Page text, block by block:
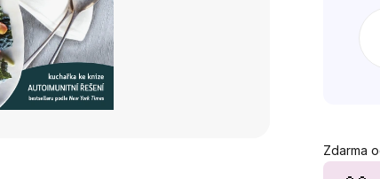
Zdarma